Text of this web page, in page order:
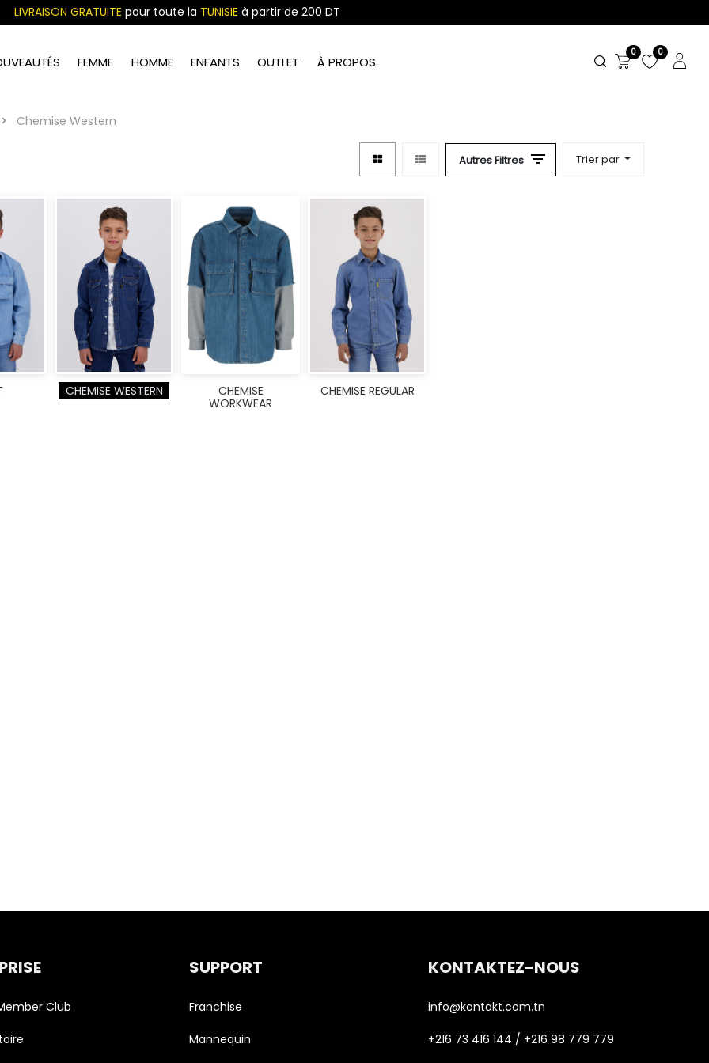
LIVRAISON GRATUITE pour toute la TUNISIE à partir de 200 DT
FEMME HOMME ENFANTS OUTLET À PROPOS
0 0
Chemise Western
Trier par
Autres Filtres
CHEMISE WESTERN
CHEMISE
WORKWEAR
CHEMISE REGULAR
Club
SUPPORT
Franchise
Mannequin
KONTAKTEZ-NOUS
info@kontakt.com.tn
+216 73 416 144 / +216 98 779 779